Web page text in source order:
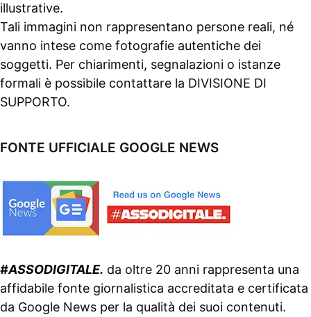
illustrative.
Tali immagini non rappresentano persone reali, né
vanno intese come fotografie autentiche dei
soggetti. Per chiarimenti, segnalazioni o istanze
formali è possibile contattare la DIVISIONE DI
SUPPORTO.
FONTE UFFICIALE GOOGLE NEWS
#ASSODIGITALE. da oltre 20 anni rappresenta una
affidabile fonte giornalistica accreditata e certificata
da Google News per la qualità dei suoi contenuti.